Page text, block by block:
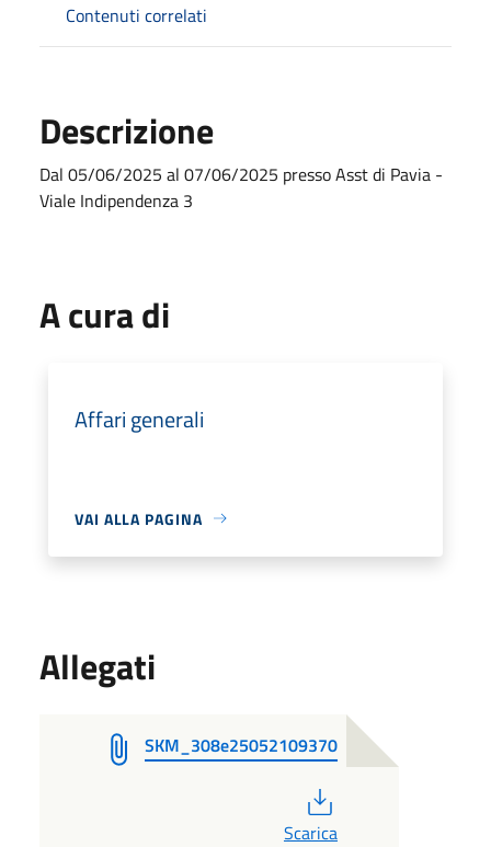
Contenuti correlati
Descrizione
Dal 05/06/2025 al 07/06/2025 presso Asst di Pavia -
Viale Indipendenza 3
A cura di
Affari generali
VAI ALLA PAGINA
Allegati
SKM_308e25052109370
Scarica